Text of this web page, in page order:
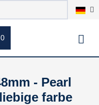
0
- Pearl
farbe